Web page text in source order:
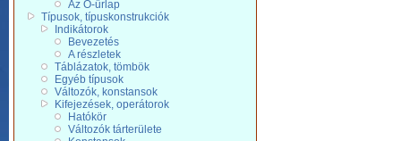
Az O-űrlap
Típusok, típuskonstrukciók
Indikátorok
Bevezetés
A részletek
Táblázatok, tömbök
Egyéb típusok
Változók, konstansok
Kifejezések, operátorok
Hatókör
Változók tárterülete